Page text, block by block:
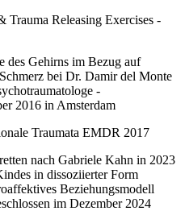
Releasing Exercises -
des Gehirns im Bezug auf
bei Dr. Damir del Monte
-
2016 in Amsterdam
Traumata EMDR 2017
nach Gabriele Kahn in 2023
in dissoziierter Form
Beziehungsmodell
im Dezember 2024